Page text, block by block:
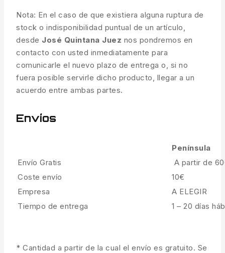
Nota: En el caso de que existiera alguna ruptura de
stock o indisponibilidad puntual de un artículo,
desde José Quintana Juez nos pondremos en
contacto con usted inmediatamente para
comunicarle el nuevo plazo de entrega o, si no
fuera posible servirle dicho producto, llegar a un
acuerdo entre ambas partes.
Envíos
Península
Envío Gratis
A partir de
Coste envío
10€
Empresa
A ELEGIR
Tiempo de entrega
1 – 20 días
* Cantidad a partir de la cual el envío es gratuito. Se